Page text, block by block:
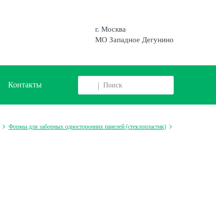
г. Москва
МО Западное Дегунино
Контакты
Формы для заборных односторонних панелей (стеклопластик)